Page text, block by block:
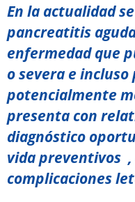
En la actualidad
pancreatitis
enfermedad que
o severa e incluso
potencialmente
presenta con
diagnóstico
vida preventivos
complicaciones